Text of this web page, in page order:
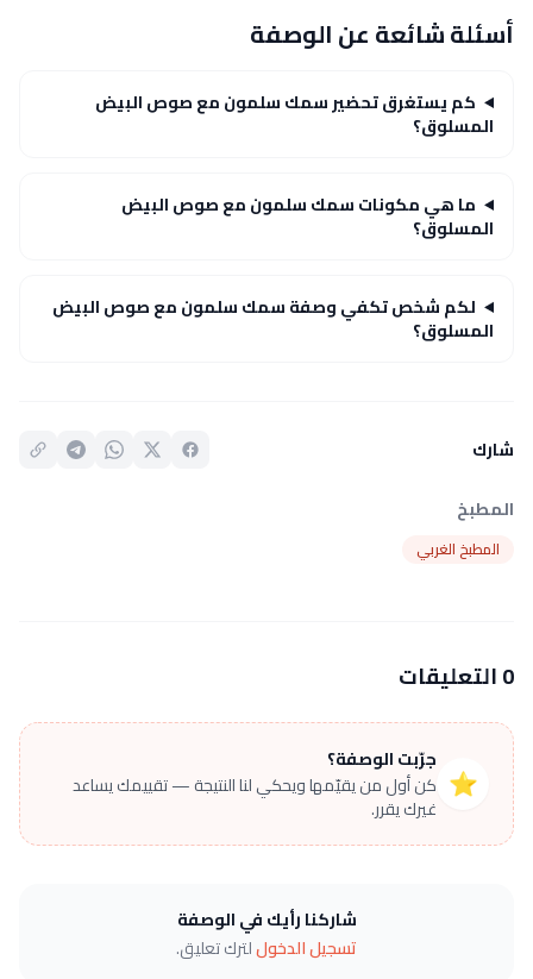
أسئلة شائعة عن الوصفة
كم يستغرق تحضير سمك سلمون مع صوص البيض
المسلوق؟
ما هي مكونات سمك سلمون مع صوص البيض
المسلوق؟
لكم شخص تكفي وصفة سمك سلمون مع صوص البيض
المسلوق؟
شارك
المطبخ
المطبخ الغربي
0 التعليقات
⭐
جرّبت الوصفة؟
كن أول من يقيّمها ويحكي لنا النتيجة — تقييمك يساعد
غيرك يقرر.
شاركنا رأيك في الوصفة
تسجيل الدخوللترك تعليق.